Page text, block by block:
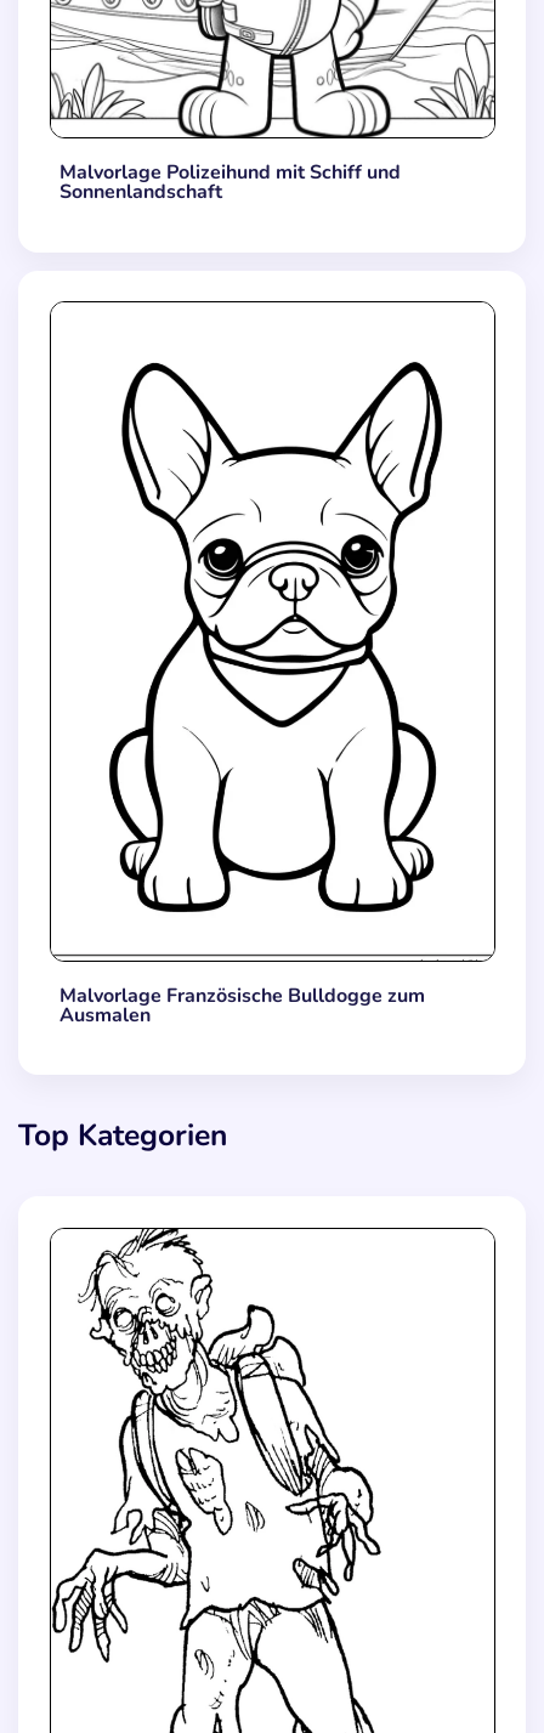
Malvorlage Polizeihund mit Schiff und
Sonnenlandschaft
Malvorlage Französische Bulldogge zum
Ausmalen
Top Kategorien